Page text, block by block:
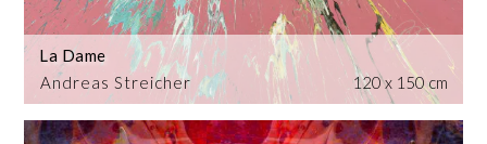
Andreas Streicher
La Dame
120 x 150 cm